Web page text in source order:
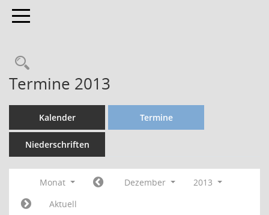
Toggle navigation
Termine 2013
Kalender Termine
Niederschriften
Monat Dezember
2013
Aktuell